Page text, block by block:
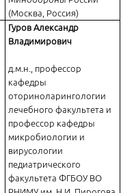
(Москва, Россия)
Гуров Александр
Владимирович
д.м.н., профессор
кафедры
оториноларингологии
лечебного факультета и
профессор кафедры
микробиологии и
вирусологии
педиатрического
факультета ФГБОУ ВО